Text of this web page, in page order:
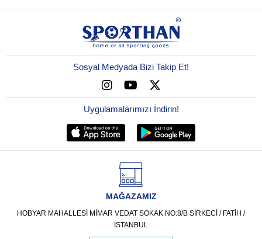
Sosyal Medyada Bizi Takip Et!
Uygulamalarımızı İndirin!
MAĞAZAMIZ
HOBYAR MAHALLESİ MİMAR VEDAT SOKAK NO:8/B SİRKECİ / FATİH /
İSTANBUL